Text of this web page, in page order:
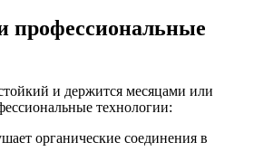
профессиональные
и держится месяцами или
технологии:
органические соединения в